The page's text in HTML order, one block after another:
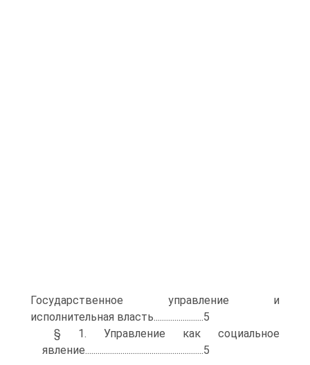
Государственное управление и
исполнительная власть........................5
§ 1. Управление как социальное
явление.........................................................5